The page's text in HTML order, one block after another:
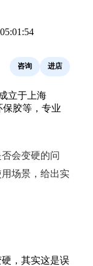
咨询 进店
立于上海
保胶等，专业
会变硬的问
场景，给出实
，其实这是误